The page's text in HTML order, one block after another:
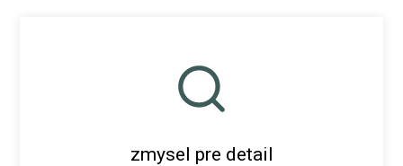
zmysel pre detail